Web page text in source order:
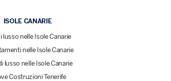
ISOLE CANARIE
lusso nelle Isole Canarie
nelle Isole Canarie
lusso nelle Isole Canarie
Costruzioni Tenerife